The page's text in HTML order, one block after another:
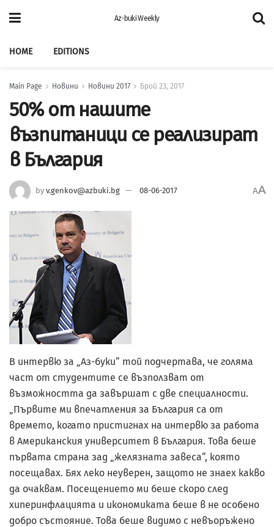
Az-buki Weekly
HOME EDITIONS
Main Page Новини Новини 2017 Брой 23, 2017
50% от нашите
възпитаници се реализират
в България
by v.genkov@azbuki.bg 08-06-2017 AA
В интервю за „Аз-буки“ той подчертава, че голяма
част от студентите се възползват от
възможността да завършат с две специалности.
„Първите ми впечатления за България са от
времето, когато пристигнах на интервю за работа
в Американския университет в България. Това беше
първата страна зад „желязната завеса“, която
посещавах. Бях леко неуверен, защото не знаех какво
да очаквам. Посещението ми беше скоро след
хиперинфлацията и икономиката беше в не особено
добро състояние. Това беше видимо с невъоръжено